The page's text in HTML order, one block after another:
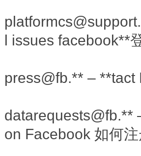
l issues facebook**
press@fb.** –
datarequests@fb.**
on Facebook 如何